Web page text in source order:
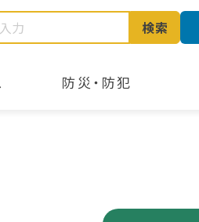
防災・防犯
検索